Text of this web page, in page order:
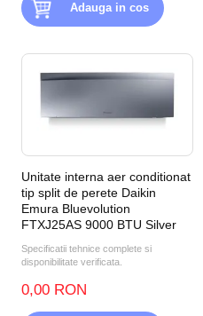
Adauga in cos
Unitate interna aer conditionat
tip split de perete Daikin
Emura Bluevolution
FTXJ25AS 9000 BTU Silver
Specificatii tehnice complete si
disponibilitate verificata.
0,00 RON